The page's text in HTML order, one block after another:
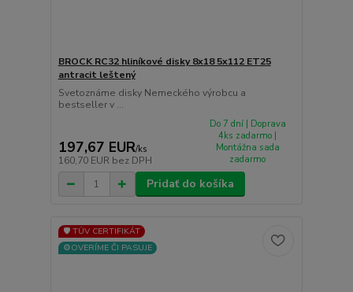
BROCK RC32 hliníkové disky 8x18 5x112 ET25
antracit leštený
Svetoznáme disky Nemeckého výrobcu a
bestseller v ...
197,67 EUR/ks
160,70 EUR bez DPH
Do 7 dní | Doprava
4ks zadarmo |
Montážna sada
zadarmo
Pridať do košíka
🛡️ TÜV CERTIFIKÁT
⚙️OVERÍME ČI PASUJE